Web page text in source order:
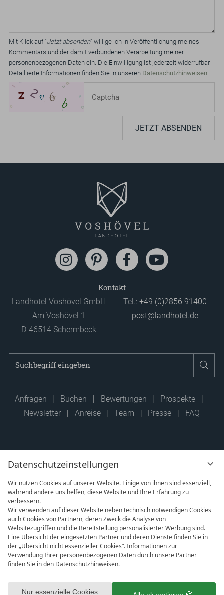
Datenschutzeinstellungen
Wir nutzen Cookies auf unserer Website. Einige von ihnen sind essenziell,
während andere uns helfen, diese Website und Ihre Erfahrung zu
verbessern.
Wir verwenden auf dieser Website neben technisch notwendigen Cookies
auch Cookies von Partnern, deren Zweck die Analyse von
Websitezugriffen und die Bereitstellung personalisierter Werbung sind.
Eine Übersicht der eingesetzten Partner und deren Dienste finden Sie in
der „Übersicht nicht essenzieller Cookies“. Informationen zur
Verwendung Ihrer personenbezogenen Daten durch unsere Partner
finden Sie in den Datenschutzhinweisen.
Mit Klick auf „Alle akzeptieren“ stimmen Sie dem Setzen aller
ausgewählten Cookies in Ihrem Endgerät sowie das anschließende
Nur essenzielle Cookies
Mit Klick auf "Jetzt absenden" willige ich in Veröffentlichung meines
Kommentars und der damit verbundenen Verarbeitung meiner
personenbezogenen Daten ein. Die Einwilligung ist jederzeit widerrufbar.
Detaillierte Informationen finden Sie in unseren Datenschutzhinweisen.
JETZT ABSENDEN
Kontakt
Landhotel Voshövel GmbH
Am Voshövel 1
D-46514 Schermbeck
Tel.:+49 (0)2856 91400
post@landhotel.de
Anfragen Buchen Bewertungen
Prospekte
Newsletter
Anreise Team Presse FAQ
DATENSCHUTZEINSTELLUNGEN